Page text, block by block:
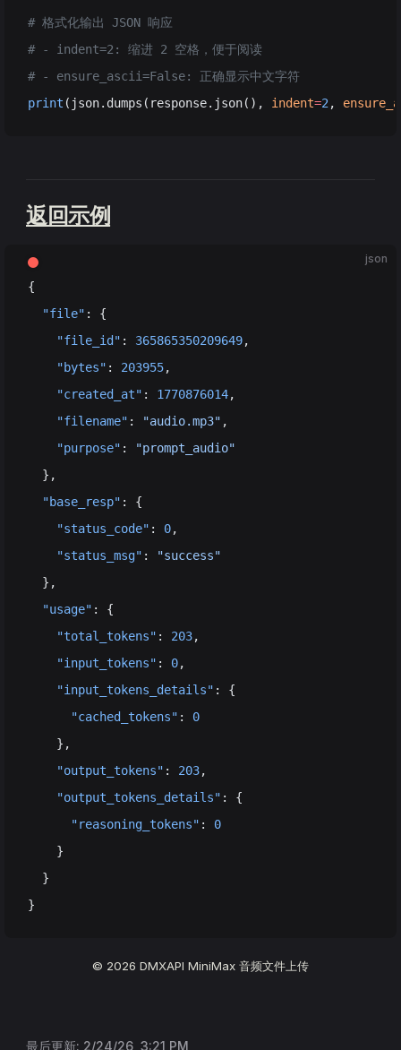
# 格式化输出 JSON 响应
# - indent=2: 缩进 2 空格，便于阅读
# - ensure_ascii=False: 正确显示中文字符
print (json.dumps(response.json(), indent=2 ,
返回示例
json
{
  "file"
: {
    "file_id"
: 365865350209649,
    "bytes"
: 203955,
    "created_at"
: 1770876014,
    "filename"
: "audio.mp3" ,
    "purpose"
:
"prompt_audio"
  },
  "base_resp"
: {
    "status_code"
: 0,
    "status_msg"
:
"success"
  },
  "usage"
: {
    "total_tokens"
: 203,
    "input_tokens"
: 0,
    "input_tokens_details"
: {
      "cached_tokens"
: 0
    },
    "output_tokens"
: 203,
    "output_tokens_details"
: {
      "reasoning_tokens"
: 0
    }
  }
}
© 2026 DMXAPI MiniMax 音频文件上传
最后更新: 2/24/26, 3:21 PM